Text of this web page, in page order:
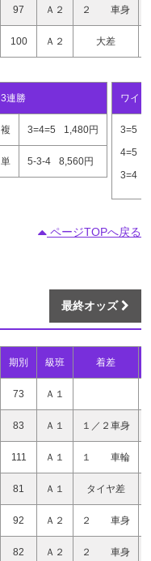
97 Ａ２ ２ 車身
100 Ａ２ 大差
3連勝
複 3=4=5 1,480円
単 5-3-4 8,560円
ワイド
3=5
4=5
3=4
ページTOPへ戻る
最終オッズ
期別 級班 着差
73 Ａ１
83 Ａ１ １／２車身
111 Ａ１ １ 車輪
81 Ａ１ タイヤ差
92 Ａ２ ２ 車身
82 Ａ２ ２ 車身